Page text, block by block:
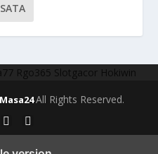
Rgo365 Slotgacor Hokiwin
All Rights Reserved.